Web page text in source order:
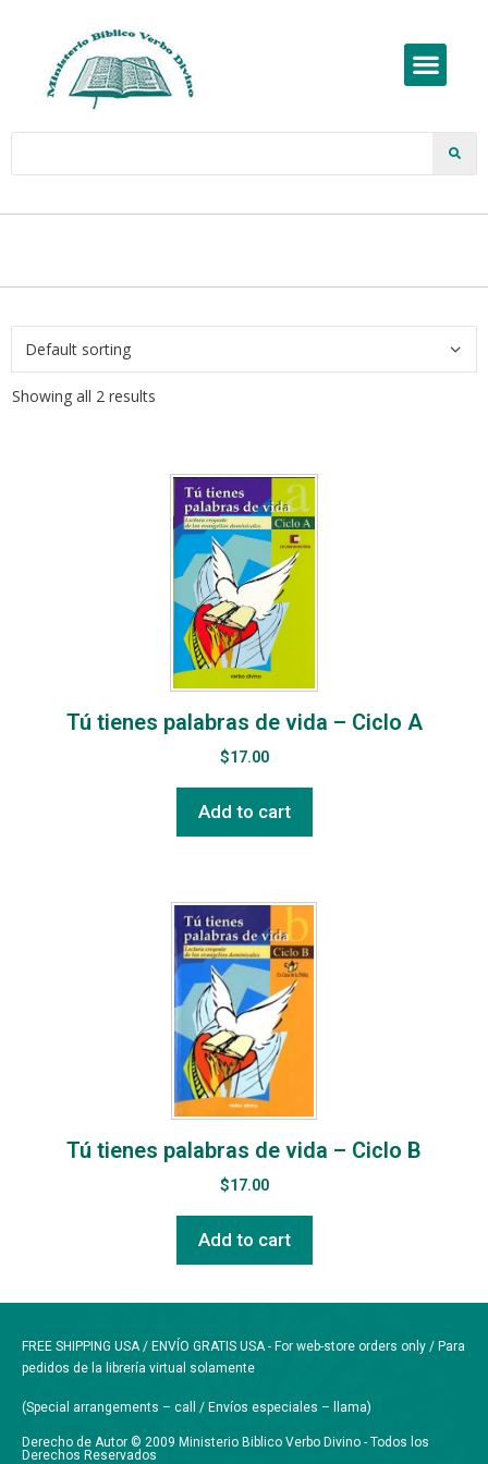
Showing all 2 results
Tú tienes palabras de vida – Ciclo A
$17.00
Add to cart
Tú tienes palabras de vida – Ciclo B
$17.00
Add to cart
FREE SHIPPING USA / ENVÍO GRATIS USA - For web-store orders only / Para
pedidos de la librería virtual solamente
(Special arrangements – call / Envíos especiales – llama)
Derecho de Autor © 2009 Ministerio Biblico Verbo Divino - Todos los
Derechos Reservados